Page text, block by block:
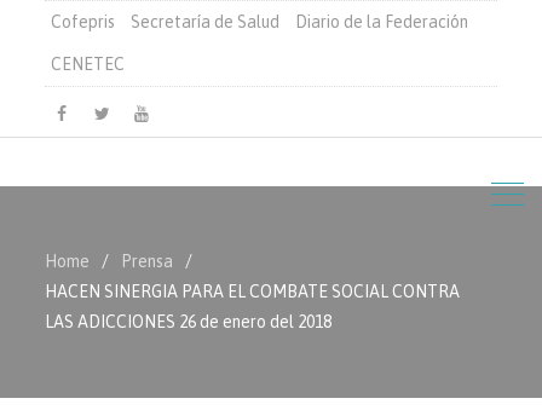
Cofepris Secretaría de Salud Diario de la Federación
CENETEC
Facebook
TwitterYoutube
Home
Prensa
HACEN SINERGIA PARA EL COMBATE SOCIAL CONTRA
LAS ADICCIONES 26 de enero del 2018